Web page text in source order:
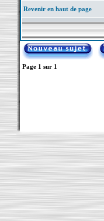
Revenir en haut de page
Page 1 sur 1